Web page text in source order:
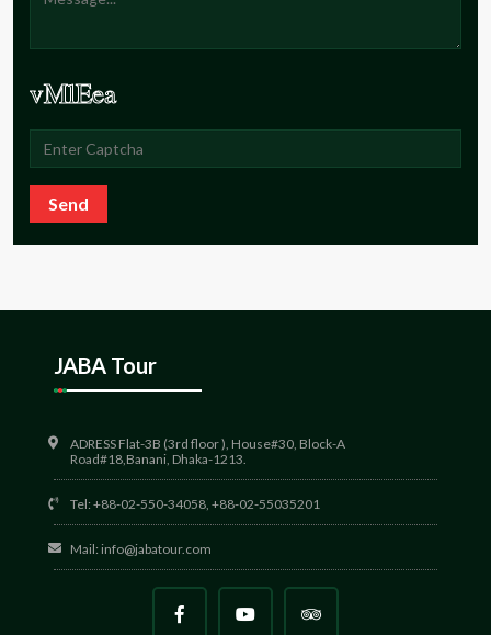
Send
JABA Tour
ADRESS Flat-3B (3rd floor ), House#30, Block-A
Road#18,Banani, Dhaka-1213.
Tel: +88-02-550-34058, +88-02-55035201
Mail: info@jabatour.com